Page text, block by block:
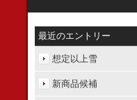
最近のエントリー
想定以上雪
新商品候補